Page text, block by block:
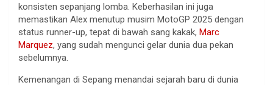
konsisten sepanjang lomba. Keberhasilan ini juga
memastikan Alex menutup musim MotoGP 2025 dengan
status runner-up, tepat di bawah sang kakak, Marc
Marquez, yang sudah mengunci gelar dunia dua pekan
sebelumnya.
Kemenangan di Sepang menandai sejarah baru di dunia